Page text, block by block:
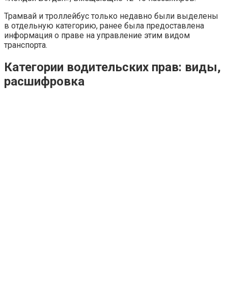
Трамвай и троллейбус только недавно были выделены
в отдельную категорию, ранее была предоставлена ​​
информация о праве на управление этим видом
транспорта.
Категории водительских прав: виды,
расшифровка